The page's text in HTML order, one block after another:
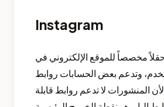
Instagram
مخصصاً للموقع الإلكتروني في
وتدعم بعض الحسابات روابط
المنشورات لا تدعم روابط قابلة